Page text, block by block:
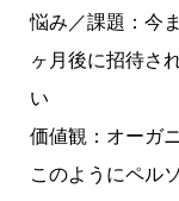
悩み／課題：今
ヶ月後に招待さ
い
価値観：オーガ
このようにペル